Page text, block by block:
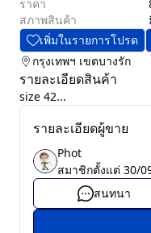
ราคา
สภาพสินค้า
เพิ่มในรายการโปรด
กรุงเทพฯ เขตบางรัก
รายละเอียดสินค้า
size 42...
รายละเอียดผู้ขาย
Phot
สมาชิกตั้งแต่ 30/
สนทนา